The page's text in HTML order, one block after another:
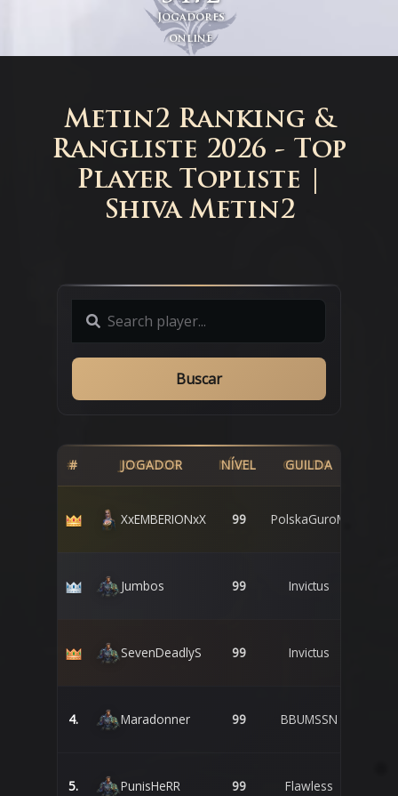
Jogadores
online
Metin2 Ranking &
Rangliste 2026 - Top
Player Topliste |
Shiva Metin2
Buscar
# JOGADOR NÍVEL GUILDA
XxEMBERIONxX 99 PolskaGuroM
Jumbos 99 Invictus
SevenDeadlyS 99 Invictus
4. Maradonner 99 BBUMSSN
5. PunisHeRR 99 Flawless